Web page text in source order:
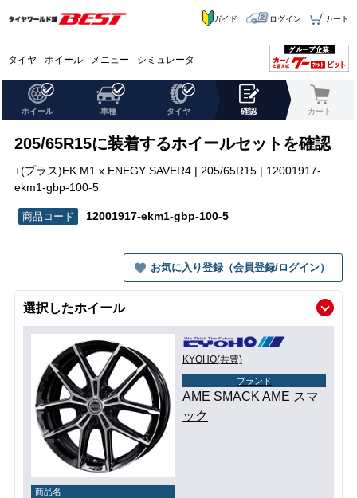
タイヤ ホイール メニュー シミュレータ
ガイド ログイン カート
ホイール 車種 タイヤ 確認 カート
205/65R15に装着するホイールセットを確認
+(プラス)EK M1 x ENEGY SAVER4 | 205/65R15 | 12001917-
ekm1-gbp-100-5
12001917-ekm1-gbp-100-5
お気に入り登録（会員登録/ログイン）
選択したホイール
KYOHO(共豊)
ブランド
AME SMACK AME スマ
ック
商品名